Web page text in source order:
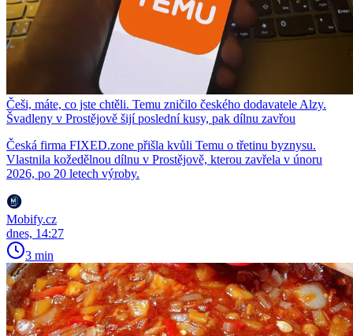
Češi, máte, co jste chtěli. Temu zničilo českého dodavatele Alzy.
Švadleny v Prostějově šijí poslední kusy, pak dílnu zavřou
Česká firma FIXED.zone přišla kvůli Temu o třetinu byznysu.
Vlastnila kožedělnou dílnu v Prostějově, kterou zavřela v únoru
2026, po 20 letech výroby.
Mobify.cz
dnes, 14:27
3 min